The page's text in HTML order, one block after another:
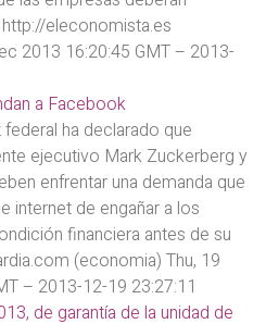
eleconomista.es
2013 16:20:45 GMT – 2013-
a Facebook
ha declarado que
ejecutivo Mark Zuckerberg y
enfrentar una demanda que
internet de engañar a los
financiera antes de su
(economia) Thu, 19
– 2013-12-19 23:27:11
de garantía de la unidad de